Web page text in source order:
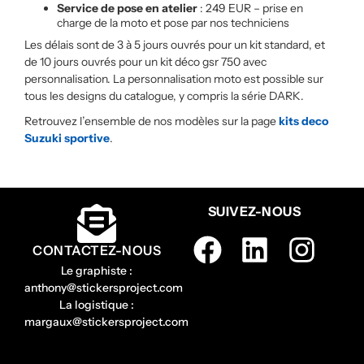
Service de pose en atelier : 249 EUR – prise en
charge de la moto et pose par nos techniciens
Les délais sont de 3 à 5 jours ouvrés pour un kit standard, et
de 10 jours ouvrés pour un kit déco gsr 750 avec
personnalisation. La personnalisation moto est possible sur
tous les designs du catalogue, y compris la série DARK.
Retrouvez l’ensemble de nos modèles sur la pagekits deco
Suzuki sportive.
CONTACTEZ-NOUS
Le graphiste :
anthony@stickersproject.com
La logistique :
margaux@stickersproject.com
SUIVEZ-NOUS